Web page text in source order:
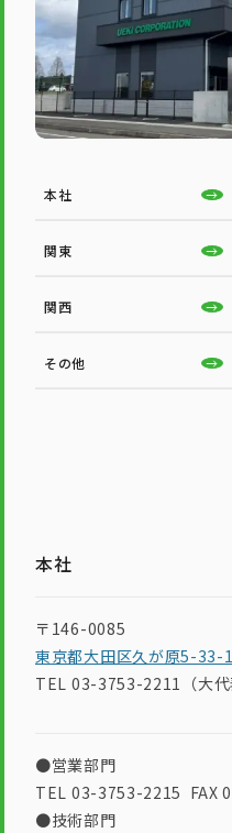
本社
関東
関西
その他
本社
〒146-0085
東京都大田区久が原5-33-
TEL 03-3753-2211（大
●営業部門
TEL 03-3753-2215 FAX
●技術部門